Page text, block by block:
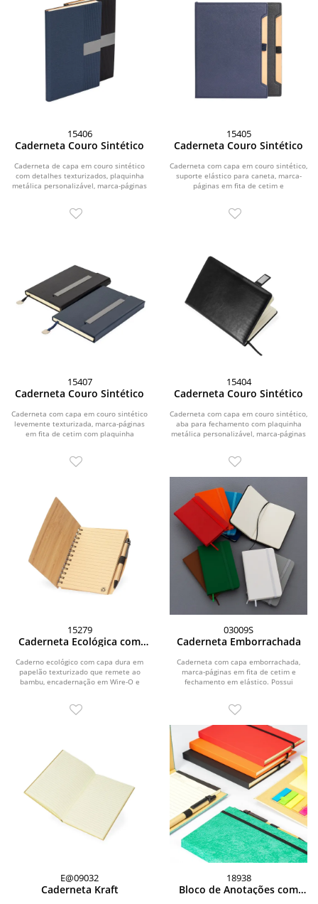
15406
Caderneta Couro Sintético
Caderneta de capa em couro sintético
com detalhes texturizados, plaquinha
metálica personalizável, marca-páginas
15405
Caderneta Couro Sintético
Caderneta com capa em couro sintético,
suporte elástico para caneta, marca-
páginas em fita de cetim e
15407
Caderneta Couro Sintético
Caderneta com capa em couro sintético
levemente texturizada, marca-páginas
em fita de cetim com plaquinha
15404
Caderneta Couro Sintético
Caderneta com capa em couro sintético,
aba para fechamento com plaquinha
metálica personalizável, marca-páginas
15279
Caderneta Ecológica com
Caderno ecológico com capa dura em
papelão texturizado que remete ao
bambu, encadernação em Wire-O e
03009S
Caderneta Emborrachada
Caderneta com capa emborrachada,
marca-páginas em fita de cetim e
fechamento em elástico. Possui
E@09032
Caderneta Kraft
18938
Bloco de Anotações com